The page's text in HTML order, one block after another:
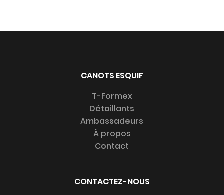
CANOTS ESQUIF
T-Formex
Détaillants
Ambassadeurs
À propos
Contact
CONTACTEZ-NOUS